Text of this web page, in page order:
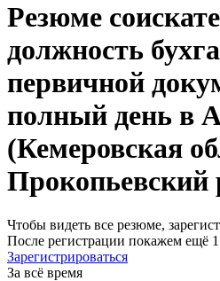
Резюме
должность
первичной
полный день в
(Кемеровская
Прокопьевский
Чтобы видеть все резюме,
После регистрации покажем ещё
Зарегистрироваться
За всё время